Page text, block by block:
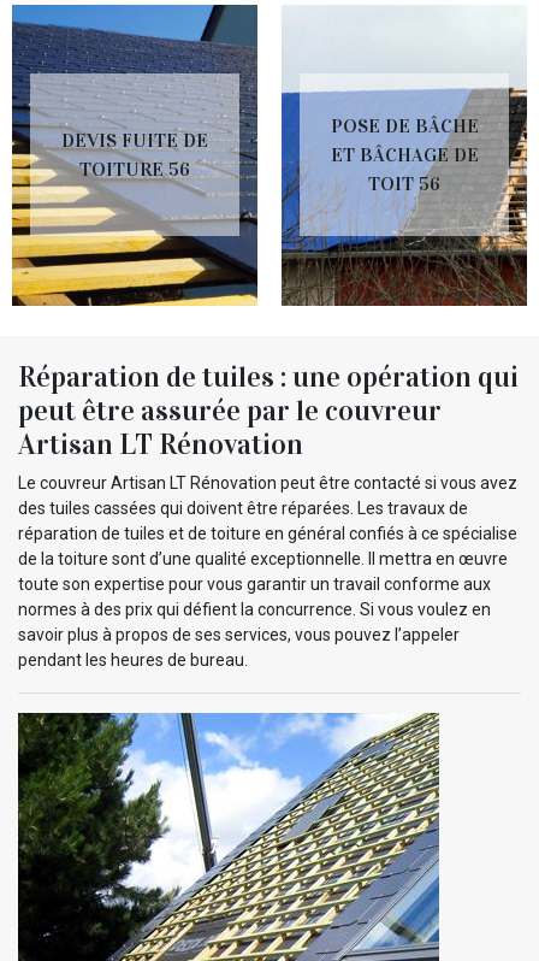
DEVIS FUITE DE
TOITURE 56
POSE DE BÂCHE
ET BÂCHAGE DE
TOIT 56
Réparation de tuiles : une opération qui
peut être assurée par le couvreur
Artisan LT Rénovation
Le couvreur Artisan LT Rénovation peut être contacté si vous avez
des tuiles cassées qui doivent être réparées. Les travaux de
réparation de tuiles et de toiture en général confiés à ce spécialise
de la toiture sont d’une qualité exceptionnelle. Il mettra en œuvre
toute son expertise pour vous garantir un travail conforme aux
normes à des prix qui défient la concurrence. Si vous voulez en
savoir plus à propos de ses services, vous pouvez l’appeler
pendant les heures de bureau.